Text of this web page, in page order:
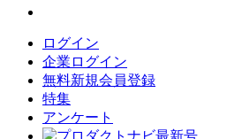
ログイン
企業ログイン
無料新規会員登録
特集
アンケート